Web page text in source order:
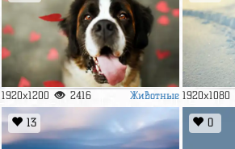
1920x1200 2416 Животные 1920x1080
13 0